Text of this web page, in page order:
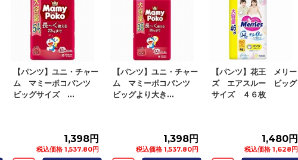
【パンツ】ユニ・チャー
ム マミーポコパンツ
ビッグサイズ ...
1,398円
税込価格 1,537.80円
【パンツ】ユニ・チャー
ム マミーポコパンツ
ビッグより大き...
1,398円
税込価格 1,537.80円
【パンツ】花王 メリー
ズ エアスルー ビッグ
サイズ ４６枚
1,480円
税込価格 1,628円